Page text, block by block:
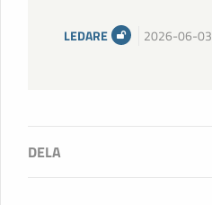
LEDARE 2026-06-03